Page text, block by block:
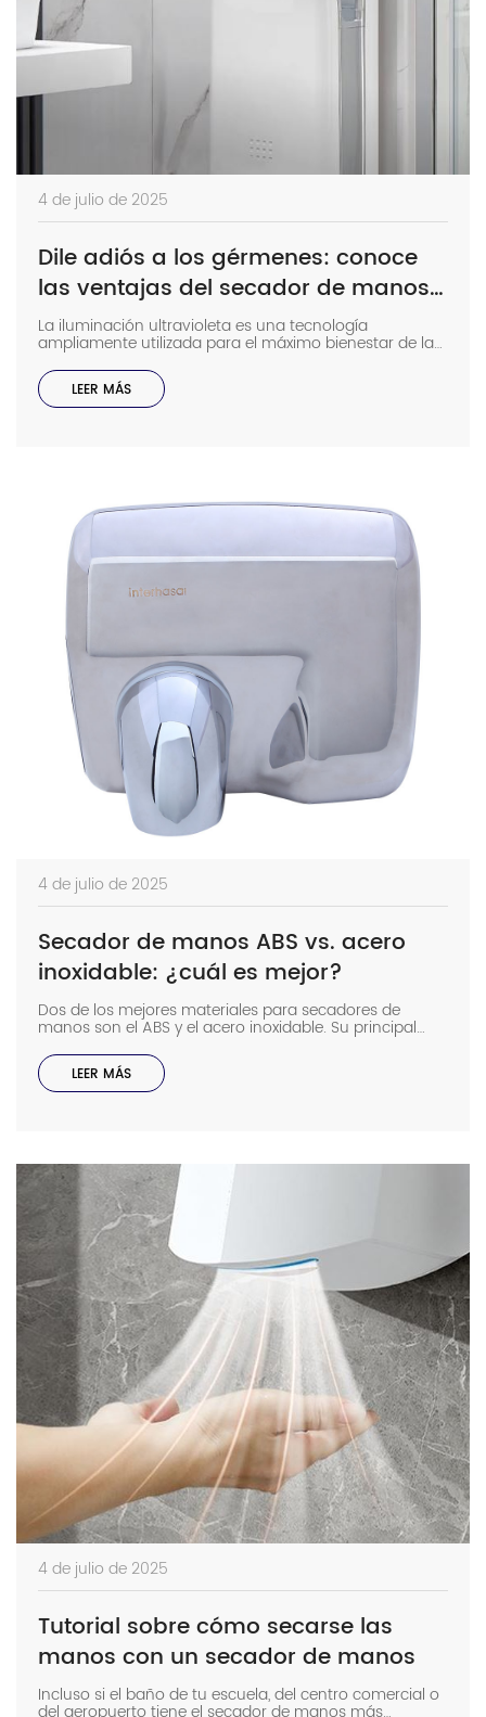
4 de julio de 2025
Dile adiós a los gérmenes: conoce
las ventajas del secador de manos
UV
La iluminación ultravioleta es una tecnología
ampliamente utilizada para el máximo bienestar de las
personas. En esta industria, se utiliza principalmente
para desinfectar eficazmente, tratando superficies,
agua y alimentos, entre otros. Pero, ¿sabías que esta
tecnología también está presente en varios secadores
LEER MÁS
4 de julio de 2025
Secador de manos ABS vs. acero
inoxidable: ¿cuál es mejor?
Dos de los mejores materiales para secadores de
manos son el ABS y el acero inoxidable. Su principal
diferencia radica en sus propiedades, que influyen en la
durabilidad, la estética y la idoneidad para diversos
entornos. Descubra más sobre sus diferencias en esta
guía, que abordará los siguientes temas: El ABS en
LEER MÁS
4 de julio de 2025
Tutorial sobre cómo secarse las
manos con un secador de manos
Incluso si el baño de tu escuela, del centro comercial o